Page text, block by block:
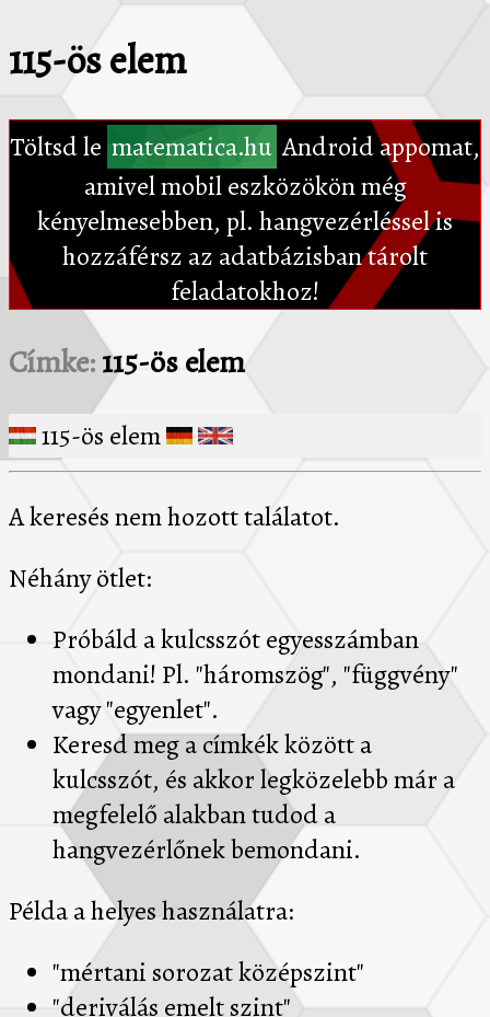
115-ös elem
Töltsd le matematica.hu Android appomat,
amivel mobil eszközökön még
kényelmesebben, pl. hangvezérléssel is
hozzáférsz az adatbázisban tárolt
feladatokhoz!
Címke:115-ös elem
115-ös elem
A keresés nem hozott találatot.
Néhány ötlet:
Próbáld a kulcsszót egyesszámban
mondani! Pl. "háromszög", "függvény"
vagy "egyenlet".
Keresd meg a címkék között a
kulcsszót, és akkor legközelebb már a
megfelelő alakban tudod a
hangvezérlőnek bemondani.
Példa a helyes használatra:
"mértani sorozat középszint"
"deriválás emelt szint"